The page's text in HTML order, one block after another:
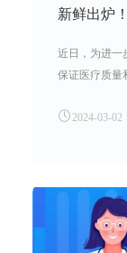
新鲜出炉
近日，为进一
保证医疗质量
则自印发之日
2024-03-02